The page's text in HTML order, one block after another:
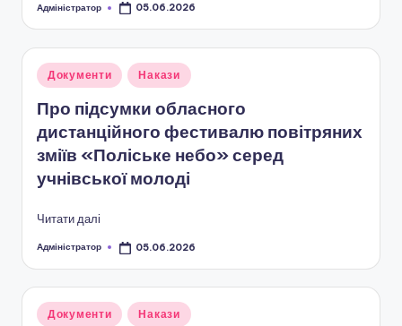
з
а
ш
кі
л
ь
н
о
ї
о
с
Опубліковано
Адміністратор 05.06.2026
Опубліковано
Документи Накази
Про підсумки обласного
дистанційного фестивалю повітряних
зміїв «Поліське небо» серед
учнівської молоді
Читати далі
Опубліковано
Адміністратор 05.06.2026
Опубліковано
Документи Накази